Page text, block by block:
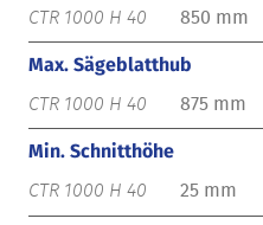
850 mm
Max. Sägeblatthub
875 mm
Min. Schnitthöhe
25 mm